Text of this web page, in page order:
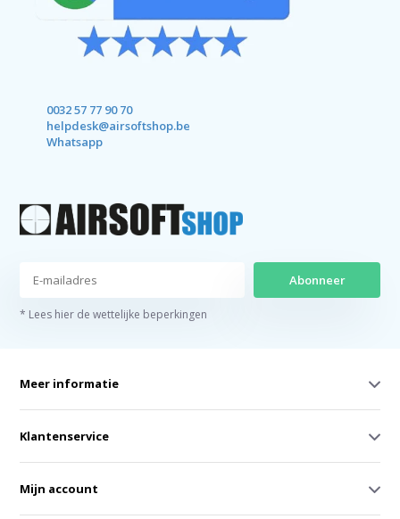
0032 57 77 90 70
helpdesk@airsoftshop.be
Whatsapp
Abonneer
* Lees hier de wettelijke beperkingen
Meer informatie
Klantenservice
Mijn account